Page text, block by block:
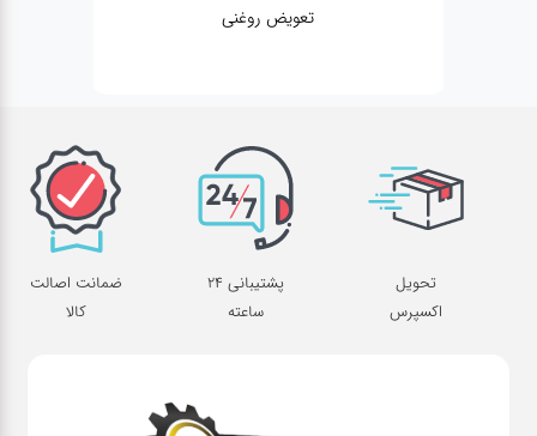
تحویل
اکسپرس
پشتیبانی 24
ساعته
ضمانت اصالت
کالا